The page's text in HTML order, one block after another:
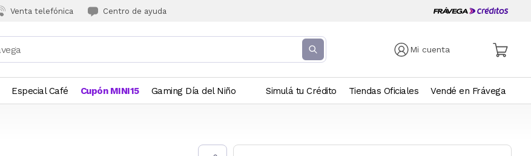
Venta telefónica Centro de ayuda
Mi cuenta
Especial Café Cupón MINI15 Gaming Día del Niño Simulá tu Crédito Tiendas Oficiales Vendé en Frávega